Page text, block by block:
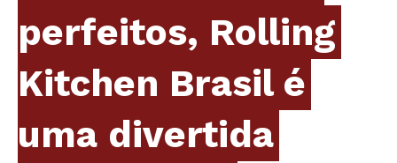
perfeitos, Rolling
Kitchen Brasil é
uma divertida